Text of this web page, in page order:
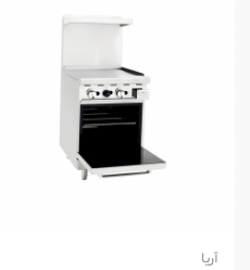
آریا